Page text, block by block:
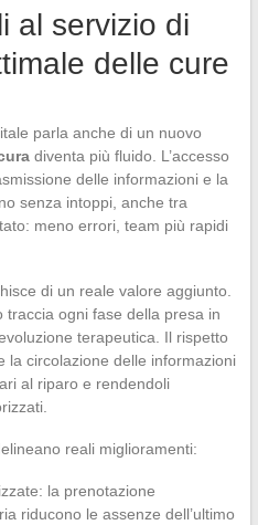
al servizio di
delle cure
parla anche di un nuovo
diventa più fluido. L’accesso
delle informazioni e la
senza intoppi, anche tra
meno errori, team più rapidi
di un reale valore aggiunto.
traccia ogni fase della presa in
terapeutica. Il rispetto
la circolazione delle informazioni
al riparo e rendendoli
reali miglioramenti:
la prenotazione
riducono le assenze dell’ultimo